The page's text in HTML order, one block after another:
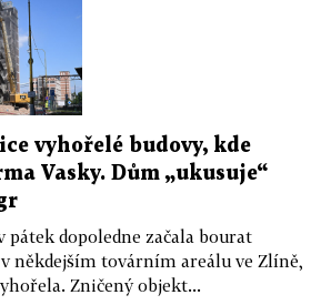
vyhořelé budovy, kde
Vasky. Dům „ukusuje“
dopoledne začala bourat
někdejším továrním areálu ve Zlíně,
Zničený objekt...